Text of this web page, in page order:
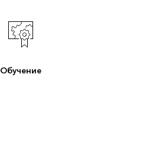
Обучение